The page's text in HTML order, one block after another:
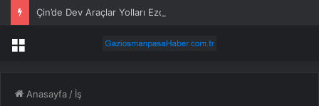
Menü
Anasayfa / İş